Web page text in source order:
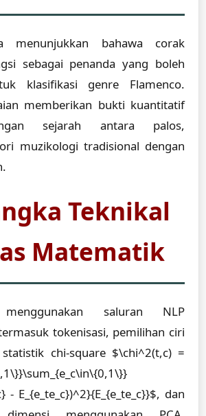
menunjukkan bahawa corak
sebagai penanda yang boleh
klasifikasi genre Flamenco.
memberikan bukti kuantitatif
sejarah antara palos,
muzikologi tradisional dengan
Teknikal
Matematik
menggunakan saluran NLP
tokenisasi, pemilihan ciri
chi-square $\chi^2(t,c) =
- E_{e_te_c})^2}{E_{e_te_c}}$, dan